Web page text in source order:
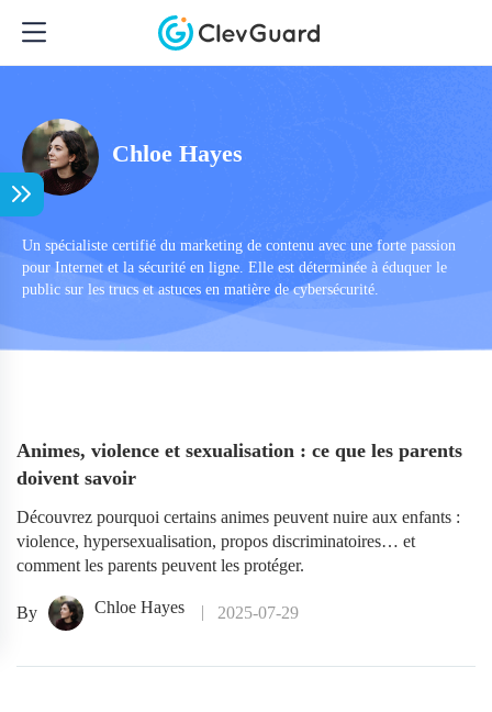
Chloe Hayes
Un spécialiste certifié du marketing de contenu avec une forte passion
pour Internet et la sécurité en ligne. Elle est déterminée à éduquer le
public sur les trucs et astuces en matière de cybersécurité.
Animes, violence et sexualisation : ce que les parents
doivent savoir
Découvrez pourquoi certains animes peuvent nuire aux enfants :
violence, hypersexualisation, propos discriminatoires… et
comment les parents peuvent les protéger.
By Chloe Hayes 2025-07-29